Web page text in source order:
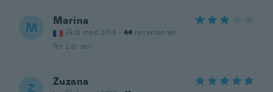
M Marina
Gick med 2018 · 44 recensioner
för 2 år sen
Z Zuzana